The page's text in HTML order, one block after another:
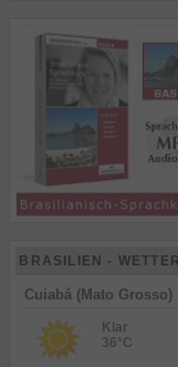
BRASILIEN - WETTER
Cuiabá (Mato Grosso)
Klar
36°C